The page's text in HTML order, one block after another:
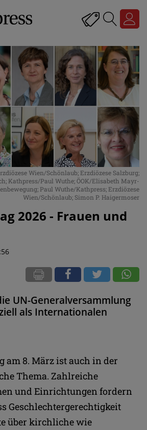
Wien/Schönlaub; Erzdiözese Salzburg;
Kathpress/Paul Wuthe; ÖOK/Elisabeth Mayr-
Paul Wuthe/Kathpress; Erzdiözese
Wien/Schönlaub; Simon P. Haigermoser
2026 - Frauen und
UN-Generalversammlung
als Internationalen
am 8. März ist auch in der
Thema. Zahlreiche
und Einrichtungen fordern
Geschlechtergerechtigkeit
über kirchliche wie